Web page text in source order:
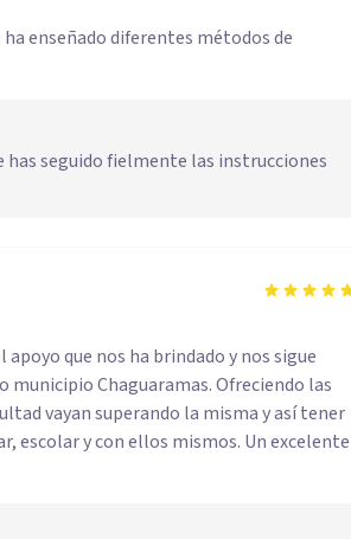
enseñado diferentes métodos de
has seguido fielmente las instrucciones
que nos ha brindado y nos sigue
municipio Chaguaramas. Ofreciendo las
vayan superando la misma y así tener
escolar y con ellos mismos. Un excelente